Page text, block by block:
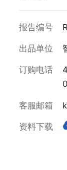
报告编号
出品单位
订购电话
客服邮箱
资料下载